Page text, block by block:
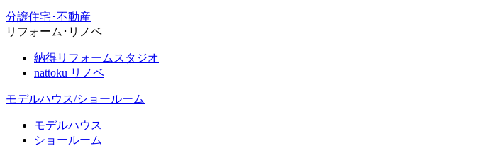
分譲住宅･不動産
リフォーム･リノベ
納得リフォームスタジオ
nattoku リノベ
モデルハウス/ショールーム
モデルハウス
ショールーム